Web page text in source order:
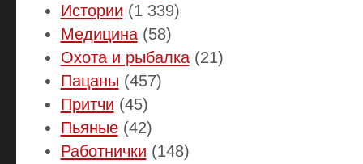
Истории (1 339)
Медицина(58)
Охота и рыбалка(21)
Пацаны (457)
Притчи (45)
Пьяные(42)
Работнички (148)